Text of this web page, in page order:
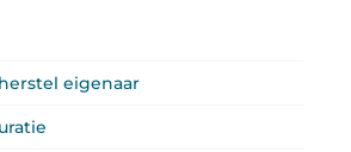
eigenaar